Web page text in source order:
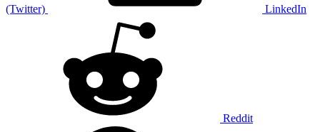
(Twitter) LinkedIn
Reddit